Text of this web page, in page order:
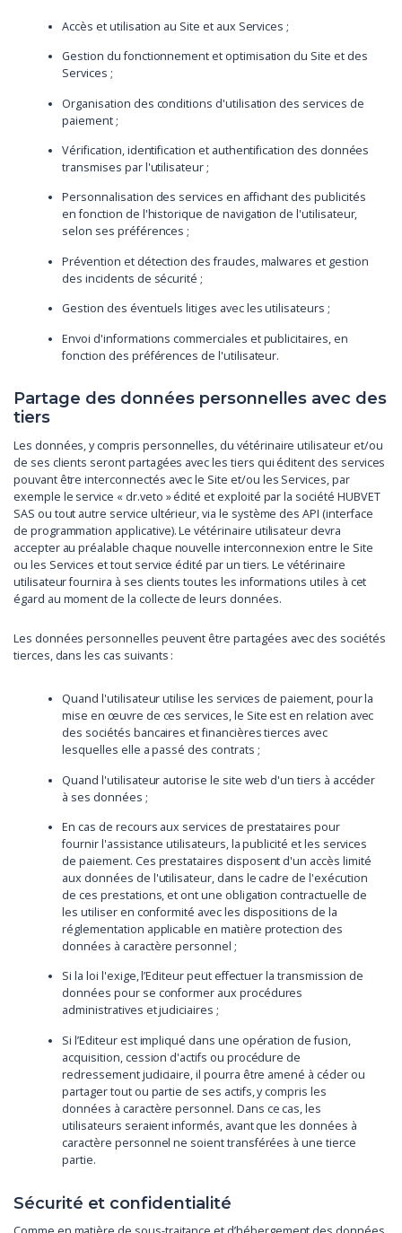
Accès et utilisation au Site et aux Services ;
Gestion du fonctionnement et optimisation du Site et des
Services ;
Organisation des conditions d'utilisation des services de
paiement ;
Vérification, identification et authentification des données
transmises par l'utilisateur ;
Personnalisation des services en affichant des publicités
en fonction de l'historique de navigation de l'utilisateur,
selon ses préférences ;
Prévention et détection des fraudes, malwares et gestion
des incidents de sécurité ;
Gestion des éventuels litiges avec les utilisateurs ;
Envoi d'informations commerciales et publicitaires, en
fonction des préférences de l'utilisateur.
Partage des données personnelles avec des
tiers
Les données, y compris personnelles, du vétérinaire utilisateur et/ou
de ses clients seront partagées avec les tiers qui éditent des services
pouvant être interconnectés avec le Site et/ou les Services, par
exemple le service « dr.veto » édité et exploité par la société HUBVET
SAS ou tout autre service ultérieur, via le système des API (interface
de programmation applicative). Le vétérinaire utilisateur devra
accepter au préalable chaque nouvelle interconnexion entre le Site
ou les Services et tout service édité par un tiers. Le vétérinaire
utilisateur fournira à ses clients toutes les informations utiles à cet
égard au moment de la collecte de leurs données.
Les données personnelles peuvent être partagées avec des sociétés
tierces, dans les cas suivants :
Quand l'utilisateur utilise les services de paiement, pour la
mise en œuvre de ces services, le Site est en relation avec
des sociétés bancaires et financières tierces avec
lesquelles elle a passé des contrats ;
Quand l'utilisateur autorise le site web d'un tiers à accéder
à ses données ;
En cas de recours aux services de prestataires pour
fournir l'assistance utilisateurs, la publicité et les services
de paiement. Ces prestataires disposent d'un accès limité
aux données de l'utilisateur, dans le cadre de l'exécution
de ces prestations, et ont une obligation contractuelle de
les utiliser en conformité avec les dispositions de la
réglementation applicable en matière protection des
données à caractère personnel ;
Si la loi l'exige, l’Editeur peut effectuer la transmission de
données pour se conformer aux procédures
administratives et judiciaires ;
Si l’Editeur est impliqué dans une opération de fusion,
acquisition, cession d'actifs ou procédure de
redressement judiciaire, il pourra être amené à céder ou
partager tout ou partie de ses actifs, y compris les
données à caractère personnel. Dans ce cas, les
utilisateurs seraient informés, avant que les données à
caractère personnel ne soient transférées à une tierce
partie.
Sécurité et confidentialité